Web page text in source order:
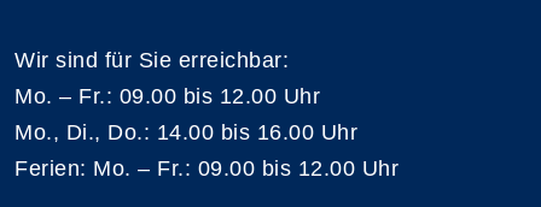
Wir sind für Sie erreichbar:
Mo. – Fr.: 09.00 bis 12.00 Uhr
Mo., Di., Do.: 14.00 bis 16.00 Uhr
Ferien: Mo. – Fr.: 09.00 bis 12.00 Uhr